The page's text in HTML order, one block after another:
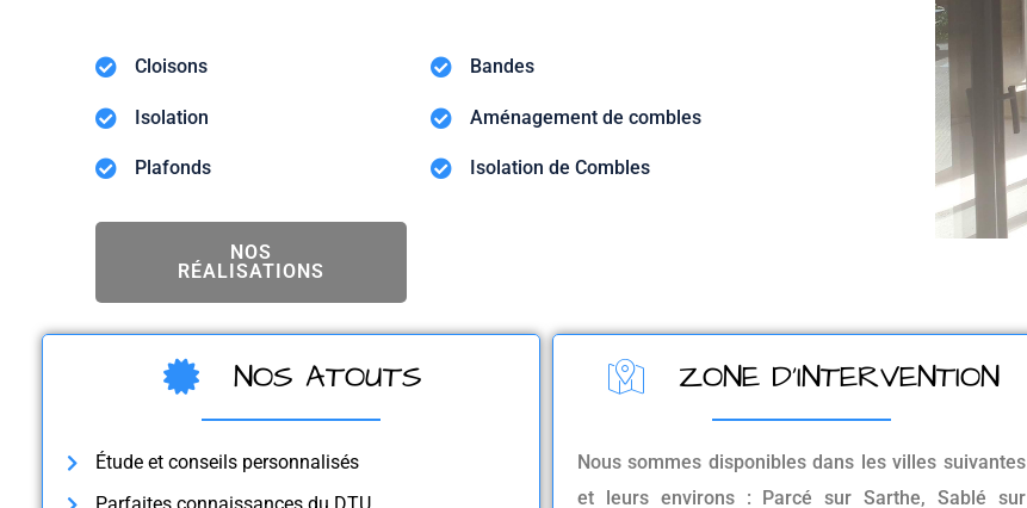
Cloisons
Isolation
Plafonds
Bandes
Aménagement de combles
Isolation de Combles
NOS
RÉALISATIONS
NOS ATOUTS
Étude et conseils personnalisés
ZONE D'INTERVENTION
Nous sommes disponibles dans les villes suivantes
et leurs environs : Parcé sur Sarthe, Sablé sur